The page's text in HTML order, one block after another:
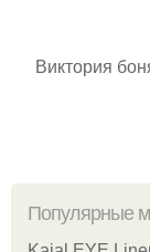
Виктория
Популярные